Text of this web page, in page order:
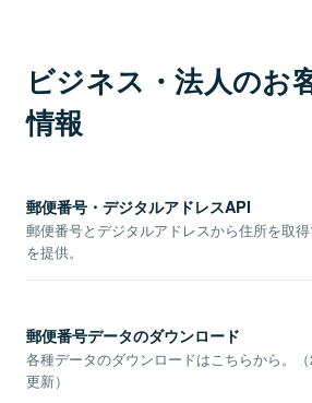
ビジネス・法人のお
情報
郵便番号・デジタルアドレスAPI
郵便番号とデジタルアドレスから住所を取
を提供。
郵便番号データのダウンロード
各種データのダウンロードはこちらから。
更新）